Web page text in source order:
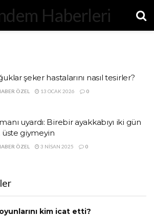
şeker hastalarını nasıl tesirler?
ÖZEL 13 OCAK 2026 0
uyardı: Birebir ayakkabıyı iki gün
üste giymeyin
ÖZEL 3 NISAN 2025 0
kim icat etti?